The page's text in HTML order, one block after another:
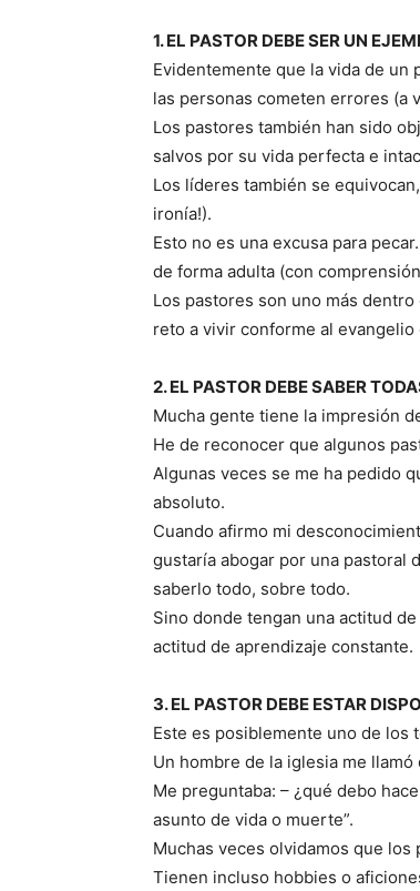
1. EL PASTOR DEBE SER UN
Evidentemente que la vida de un
las personas cometen errores (a
Los pastores también han sido
salvos por su vida perfecta e
Los líderes también se
ironía!).
Esto no es una excusa para
de forma adulta (con
Los pastores son uno más
reto a vivir conforme al
2. EL PASTOR DEBE SABER
Mucha gente tiene la impresión
He de reconocer que algunos
Algunas veces se me ha pedido
absoluto.
Cuando afirmo mi
gustaría abogar por una pastoral
saberlo todo, sobre todo.
Sino donde tengan una actitud
actitud de aprendizaje constante.
3. EL PASTOR DEBE ESTAR
Este es posiblemente uno de los
Un hombre de la iglesia me
Me preguntaba: – ¿qué debo
asunto de vida o muerte”.
Muchas veces olvidamos que
Tienen incluso hobbies o